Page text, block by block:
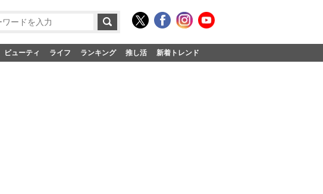
ビューティ ライフ ランキング 推し活 新着トレンド